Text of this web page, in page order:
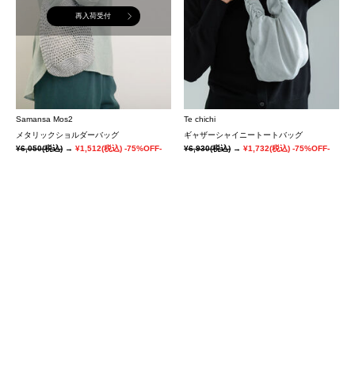
再入荷受付
Samansa Mos2
メタリックショルダーバッグ
¥6,050(税込) → ¥1,512(税込) -75%OFF-
Te chichi
ギャザーシャイニートートバッグ
¥6,930(税込)→¥1,732(税込) -75%OFF-